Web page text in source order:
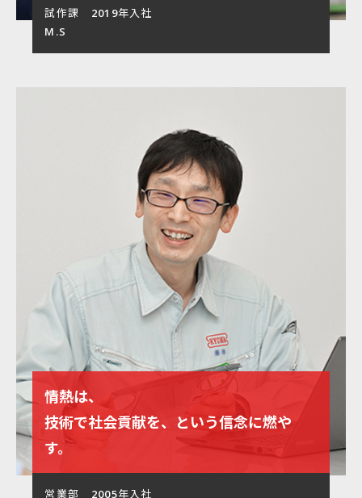
試作課 2019年入社
M.S
情熱は、
技術で社会貢献を、という信念に燃や
す。
営業部 2005年入社